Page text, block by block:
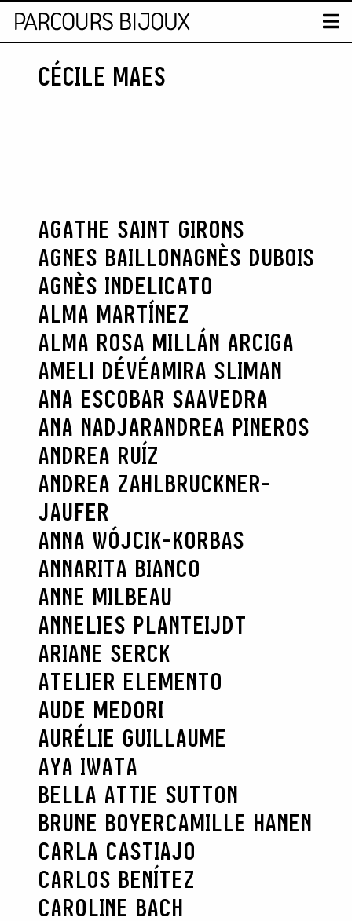
Skip to content
CARTE
CÉCILE MAES
AGATHE SAINT GIRONS
AGNES BAILLONAGNÈS DUBOIS
AGNÈS INDELICATO
ALMA MARTÍNEZ
ALMA ROSA MILLÁN ARCIGA
AMELI DÉVÉAMIRA SLIMAN
ANA ESCOBAR SAAVEDRA
ANA NADJARANDREA PINEROS
ANDREA RUÍZ
ANDREA ZAHLBRUCKNER-
JAUFER
ANNA WÓJCIK-KORBAS
ANNARITA BIANCO
ANNE MILBEAU
ANNELIES PLANTEIJDT
ARIANE SERCK
ATELIER ELEMENTO
AUDE MEDORI
AURÉLIE GUILLAUME
AYA IWATA
BELLA ATTIE SUTTON
BRUNE BOYERCAMILLE HANEN
CARLA CASTIAJO
CARLOS BENÍTEZ
CAROLINE BACH